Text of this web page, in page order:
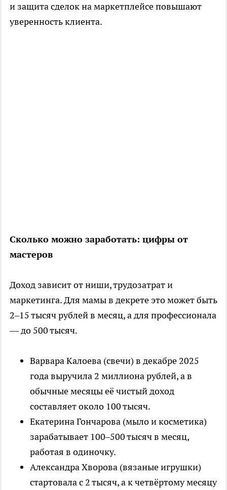
и защита сделок на маркетплейсе повышают
уверенность клиента.
Сколько можно заработать: цифры от
мастеров
Доход зависит от ниши, трудозатрат и
маркетинга. Для мамы в декрете это может быть
2–15 тысяч рублей в месяц, а для профессионала
— до 500 тысяч.
Варвара Калоева (свечи) в декабре 2025
года выручила 2 миллиона рублей, а в
обычные месяцы её чистый доход
составляет около 100 тысяч.
Екатерина Гончарова (мыло и косметика)
зарабатывает 100–500 тысяч в месяц,
работая в одиночку.
Александра Хворова (вязаные игрушки)
стартовала с 2 тысяч, а к четвёртому месяцу